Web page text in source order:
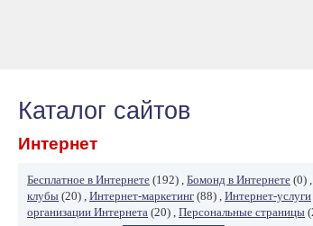
Каталог сайтов
Интернет
Бесплатное в Интернете (192) , Бомонд в Интернете (0) ,
клубы (20) , Интернет-маркетинг (88) , Интернет-услуги
организации Интернета (20) , Персональные страницы